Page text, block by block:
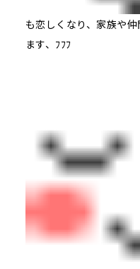
も恋しくなり、家族や
ます、ﾌﾌﾌ